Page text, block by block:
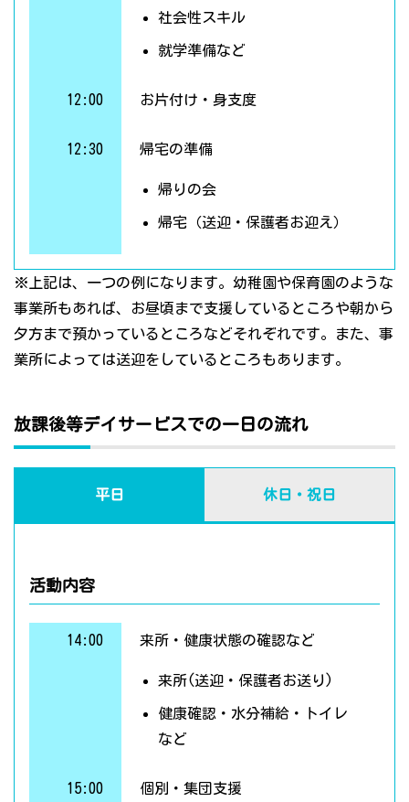
社会性スキル
就学準備など
12:00 お片付け・身支度
12:30 帰宅の準備
帰りの会
帰宅（送迎・保護者お迎え）
※上記は、一つの例になります。幼稚園や保育園のような
事業所もあれば、お昼頃まで支援しているところや朝から
夕方まで預かっているところなどそれぞれです。また、事
業所によっては送迎をしているところもあります。
放課後等デイサービスでの一日の流れ
平日 休日・祝日
活動内容
14:00 来所・健康状態の確認など
来所(送迎・保護者お送り)
健康確認・水分補給・トイレ
など
15:00 個別・集団支援